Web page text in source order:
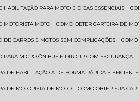
HABILITAÇÃO PARA MOTO E DICAS ESSENCIAIS
MOTORISTA MOTO COMO OBTER CARTEIRA DE
DE CARROS E MOTOS SEM COMPLICAÇÕES
PARA MICRO ÔNIBUS E DIRIGIR COM SEGURANÇA
DE HABILITAÇÃO A DE FORMA RÁPIDA E EFICIENTE
DE MOTORISTA DE MOTO COMO OBTER SUA